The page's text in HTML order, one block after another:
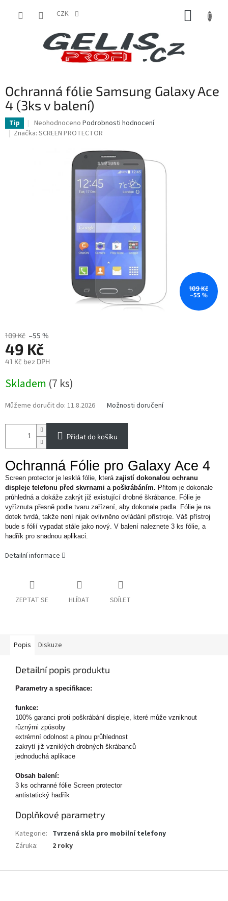
CZK
Ochranná fólie Samsung Galaxy Ace
4 (3ks v balení)
Tip
Průměrné
hodnocení
Neohodnoceno Podrobnosti hodnocení
Značka: SCREEN PROTECTOR
109 Kč
–55 %
109 Kč –55 %
49 Kč
41 Kč bez DPH
cena:
Skladem (7 ks)
Můžeme doručit do: 11.8.2026 Možnosti doručení
Přidat do košíku
Ochranná Fólie pro Galaxy Ace 4
Screen protector je lesklá fólie, která zajistí dokonalou ochranu
displeje telefonu před skvrnami a poškrábáním. Přitom je dokonale
průhledná a dokáže zakrýt již existující drobné škrábance. Fólie je
vyříznuta přesně podle tvaru zařízení, aby dokonale padla. Fólie je na
dotek tvrdá, takže není nijak ovlivněno ovládání přístroje. Váš přístroj
bude s fólií vypadat stále jako nový. V balení naleznete 3 ks fólie, a
hadřík pro snadnou aplikaci.
Detailní informace
ZEPTAT SE HLÍDAT SDÍLET
Popis Diskuze
Detailní popis produktu
Parametry a specifikace:
funkce:
100% garanci proti poškrábání displeje, které může vzniknout
různými způsoby
extrémní odolnost a plnou průhlednost
zakrytí již vzniklých drobných škrábanců
jednoduchá aplikace
Obsah balení:
3 ks ochranné fólie Screen protector
antistatický hadřík
Doplňkové parametry
Kategorie: Tvrzená skla pro mobilní telefony
Záruka: 2 roky